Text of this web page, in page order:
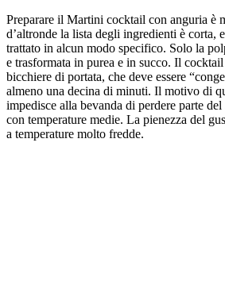
Preparare il Martini cocktail con anguria è
d’altronde la lista degli ingredienti è corta,
trattato in alcun modo specifico. Solo la
e trasformata in purea e in succo. Il
bicchiere di portata, che deve essere
almeno una decina di minuti. Il motivo di
impedisce alla bevanda di perdere parte
con temperature medie. La pienezza del
a temperature molto fredde.